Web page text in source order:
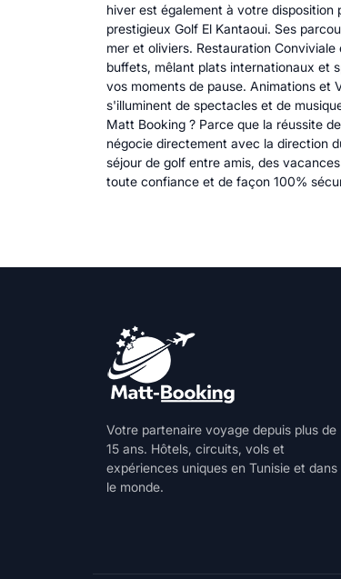
hiver est également à votre disposition
prestigieux Golf El Kantaoui. Ses
mer et oliviers. Restauration
buffets, mêlant plats internationaux et
vos moments de pause. Animations et
s'illuminent de spectacles et de
Matt Booking ? Parce que la réussite
négocie directement avec la direction
séjour de golf entre amis, des
toute confiance et de façon 100%
Votre partenaire voyage depuis plus de
15 ans. Hôtels, circuits, vols et
expériences uniques en Tunisie et dans
le monde.